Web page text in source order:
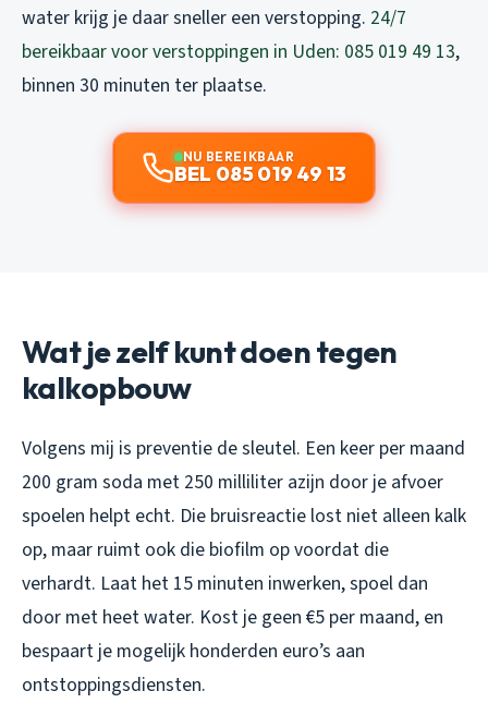
water krijg je daar sneller een verstopping. 24/7
bereikbaar voor verstoppingen in Uden: 085 019 49 13,
binnen 30 minuten ter plaatse.
NU BEREIKBAAR
BEL 085 019 49 13
Wat je zelf kunt doen tegen
kalkopbouw
Volgens mij is preventie de sleutel. Een keer per maand
200 gram soda met 250 milliliter azijn door je afvoer
spoelen helpt echt. Die bruisreactie lost niet alleen kalk
op, maar ruimt ook die biofilm op voordat die
verhardt. Laat het 15 minuten inwerken, spoel dan
door met heet water. Kost je geen €5 per maand, en
bespaart je mogelijk honderden euro’s aan
ontstoppingsdiensten.